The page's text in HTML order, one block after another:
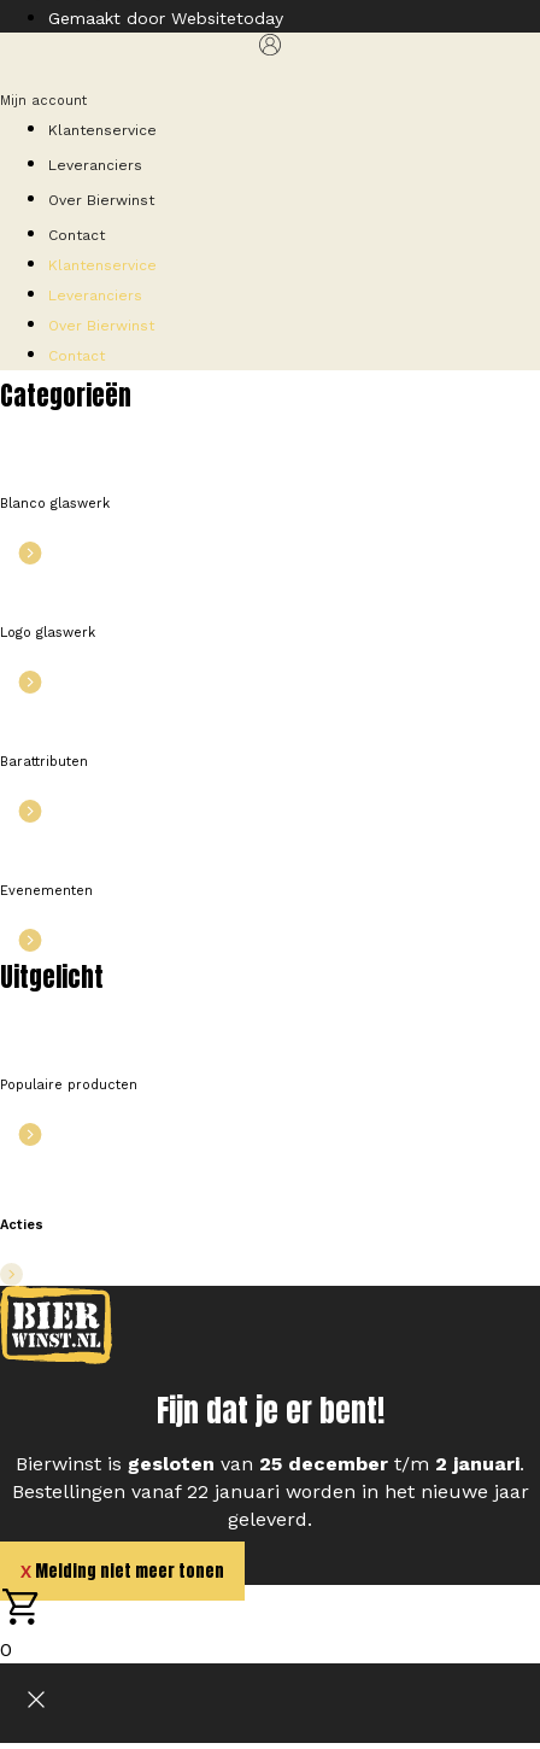
Gemaakt door Websitetoday
Mijn account
Klantenservice
Leveranciers
Over Bierwinst
Contact
Klantenservice
Leveranciers
Over Bierwinst
Contact
Categorieën
Blanco glaswerk
Logo glaswerk
Barattributen
Evenementen
Uitgelicht
Populaire producten
%
Acties
Fijn dat je er bent!
Bierwinst is gesloten van 25 december t/m 2 januari.
Bestellingen vanaf 22 januari worden in het nieuwe jaar
geleverd.
Melding niet meer tonen
0